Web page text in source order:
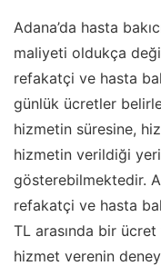
Adana’da hasta
maliyeti oldukça
refakatçi ve hasta
günlük ücretler
hizmetin süresine,
hizmetin verildiği
gösterebilmektedir.
refakatçi ve hasta
TL arasında bir
hizmet verenin